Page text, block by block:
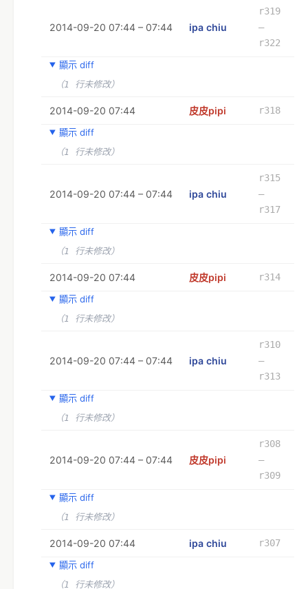
2014-09-20 07:44 – 07:44 ipa chiu
r319
–
r322
顯示 diff
（1 行未修改）
2014-09-20 07:44 皮皮pipi
r318
顯示 diff
（1 行未修改）
2014-09-20 07:44 – 07:44 ipa chiu
r315
–
r317
顯示 diff
（1 行未修改）
2014-09-20 07:44 皮皮pipi
r314
顯示 diff
（1 行未修改）
2014-09-20 07:44 – 07:44 ipa chiu
r310
–
r313
顯示 diff
（1 行未修改）
2014-09-20 07:44 – 07:44 皮皮pipi
r308
–
r309
顯示 diff
（1 行未修改）
2014-09-20 07:44 ipa chiu
r307
顯示 diff
（1 行未修改）